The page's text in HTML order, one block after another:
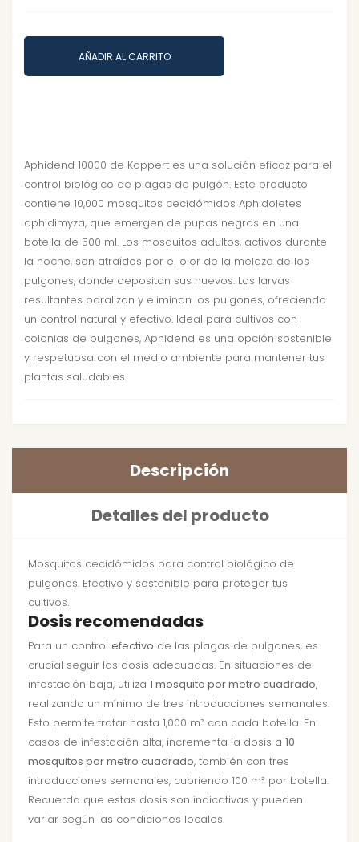
AÑADIR AL CARRITO
Aphidend 10000 de Koppert es una solución eficaz para el
control biológico de plagas de pulgón. Este producto
contiene 10,000 mosquitos cecidómidos Aphidoletes
aphidimyza, que emergen de pupas negras en una
botella de 500 ml. Los mosquitos adultos, activos durante
la noche, son atraídos por el olor de la melaza de los
pulgones, donde depositan sus huevos. Las larvas
resultantes paralizan y eliminan los pulgones, ofreciendo
un control natural y efectivo. Ideal para cultivos con
colonias de pulgones, Aphidend es una opción sostenible
y respetuosa con el medio ambiente para mantener tus
plantas saludables.
Descripción
Detalles del producto
Mosquitos cecidómidos para control biológico de
pulgones. Efectivo y sostenible para proteger tus
cultivos.
Dosis recomendadas
Para un control efectivo de las plagas de pulgones, es
crucial seguir las dosis adecuadas. En situaciones de
infestación baja, utiliza 1 mosquito por metro cuadrado,
realizando un mínimo de tres introducciones semanales.
Esto permite tratar hasta 1,000 m² con cada botella. En
casos de infestación alta, incrementa la dosis a 10
mosquitos por metro cuadrado, también con tres
introducciones semanales, cubriendo 100 m² por botella.
Recuerda que estas dosis son indicativas y pueden
variar según las condiciones locales.